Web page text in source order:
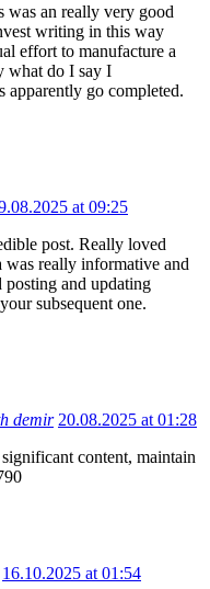
was an really very good
writing in this way
effort to manufacture a
what do I say I
apparently go completed.
at 09:25
post. Really loved
was really informative and
and updating
subsequent one.
demir 20.08.2025 at 01:28
content, maintain
16.10.2025 at 01:54